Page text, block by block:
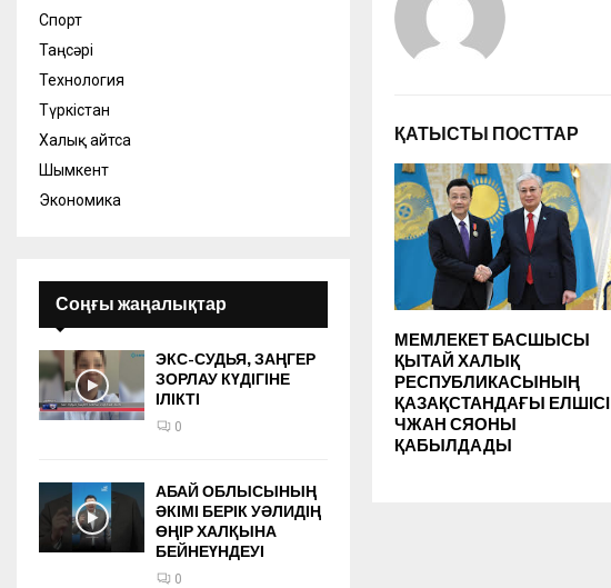
ҚАТЫСТЫ ПОСТТАР
МЕМЛЕКЕТ БАСШЫСЫ
ҚЫТАЙ ХАЛЫҚ
РЕСПУБЛИКАСЫНЫҢ
ҚАЗАҚСТАНДАҒЫ ЕЛШІСІ
ЧЖАН СЯОНЫ
ҚАБЫЛДАДЫ
Спорт
Таңсәрі
Технология
Түркістан
Халық айтса
Шымкент
Экономика
Соңғы жаңалықтар
ЭКС-СУДЬЯ, ЗАҢГЕР
ЗОРЛАУ КҮДІГІНЕ
ІЛІКТІ
0
АБАЙ ОБЛЫСЫНЫҢ
ӘКІМІ БЕРІК УӘЛИДІҢ
ӨҢІР ХАЛҚЫНА
БЕЙНЕҮНДЕУІ
0